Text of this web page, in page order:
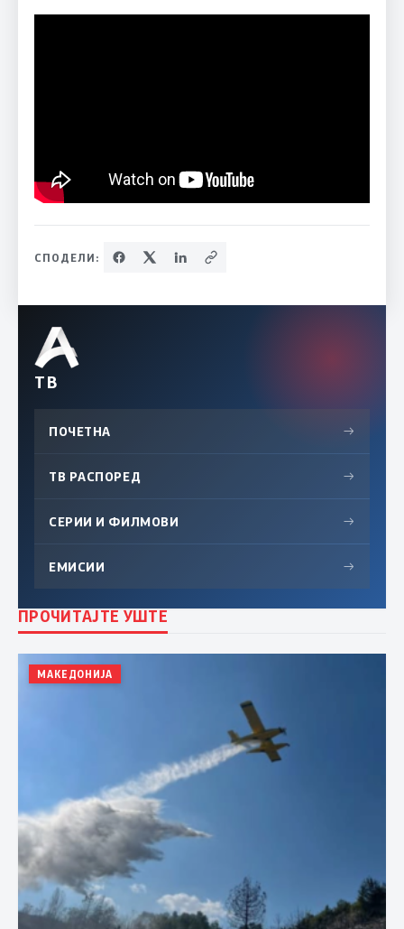
СПОДЕЛИ:
ТВ
ПОЧЕТНА →
ТВ РАСПОРЕД →
СЕРИИ И ФИЛМОВИ →
ЕМИСИИ →
ПРОЧИТАЈТЕ УШТЕ
МАКЕДОНИЈА